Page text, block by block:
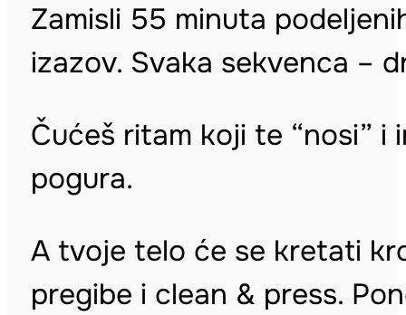
Zamisli 55 minuta
izazov. Svaka sekvenca –
Čućeš ritam koji te “nosi”
pogura.
A tvoje telo će se kretati
pregibe i clean & press.